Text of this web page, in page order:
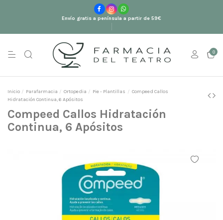
Envío gratis a península a partir de 59€
0
Inicio Parafarmacia Ortopedia Pie - Plantillas
Compeed Callos
Hidratación Continua, 6 Apósitos
Compeed Callos Hidratación
Continua, 6 Apósitos